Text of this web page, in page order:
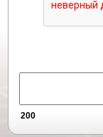
200